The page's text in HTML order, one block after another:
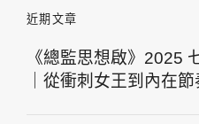
近期文章
《總監思想啟》
｜從衝刺女王到內在